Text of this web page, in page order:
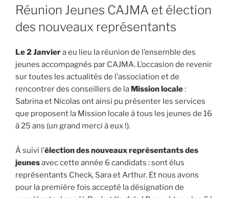
LE
Réunion Jeunes CAJMA et élection
des nouveaux représentants
Le 2 Janviera eu lieu la réunion de l’ensemble des
jeunes accompagnés par CAJMA. L’occasion de revenir
sur toutes les actualités de l’association et de
rencontrer des conseillers de la Mission locale:
Sabrina et Nicolas ont ainsi pu présenter les services
que proposent la Mission locale à tous les jeunes de 16
à 25 ans (un grand merci à eux !).
À suivi l’élection des nouveaux représentants des
jeunesavec cette année 6 candidats : sont élus
représentants Check, Sara et Arthur. Et nous avons
pour la première fois accepté la désignation de